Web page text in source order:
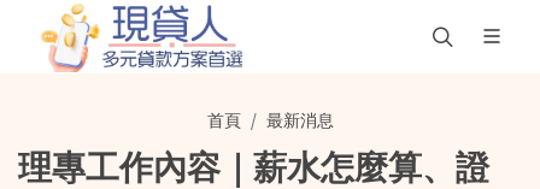
首頁 最新消息
理專工作內容｜薪水怎麼算、證